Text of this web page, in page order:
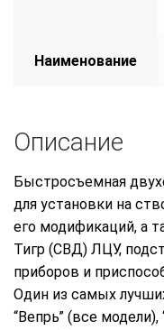
Наименование
Описание
Быстросъемная
для установки на
его модификаций, а
Тигр (СВД) ЛЦУ,
приборов и
Один из самых
“Вепрь” (все